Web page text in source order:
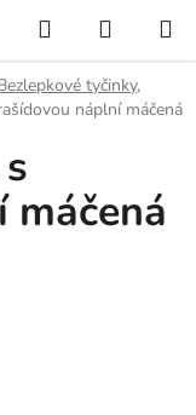
Hledat
KOŠÍK
tyčinky,
náplní máčená